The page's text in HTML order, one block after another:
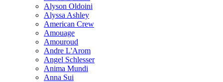
Alyson Oldoini
Alyssa Ashley
American Crew
Amouage
Amouroud
Andre L'Arom
Angel Schlesser
Anima Mundi
Anna Sui